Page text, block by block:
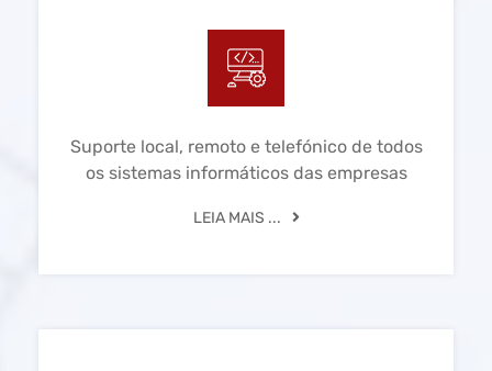
Suporte local, remoto e telefónico de todos
os sistemas informáticos das empresas
LEIA MAIS ...